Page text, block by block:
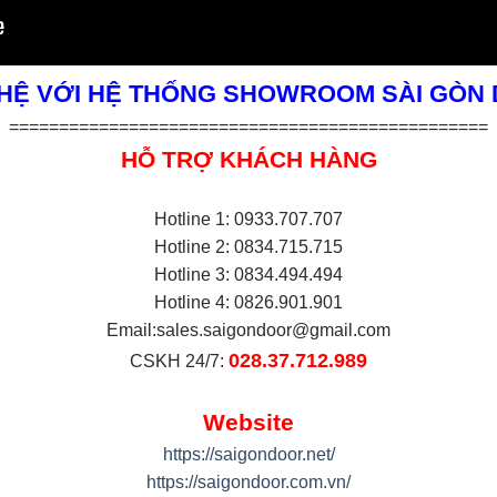
VỚI HỆ THỐNG SHOWROOM SÀI GÒN
================================================
HỖ TRỢ KHÁCH HÀNG
Hotline 1: 0933.707.707
Hotline 2: 0834.715.715
Hotline 3: 0834.494.494
Hotline 4: 0826.901.901
Email:sales.saigondoor@gmail.com
CSKH 24/7: 028.37.712.989
Website
https://saigondoor.net/
https://saigondoor.com.vn/